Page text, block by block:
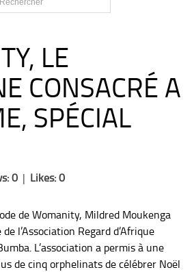
LE
CONSACRÉ A
SPÉCIAL
0 | Likes: 0
de Womanity, Mildred Moukenga
l’Association Regard d’Afrique
L’association a permis à une
de cinq orphelinats de célébrer Noël